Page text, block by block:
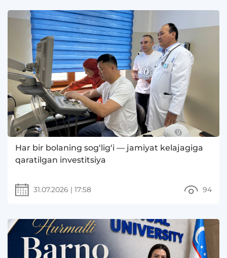
Har bir bolaning sog‘lig‘i — jamiyat kelajagiga
qaratilgan investitsiya
31.07.2026 | 17:58 94